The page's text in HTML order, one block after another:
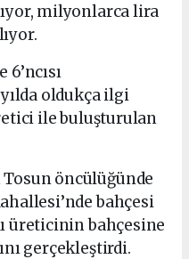
milyonlarca lira
oldukça ilgi
ile buluşturulan
öncülüğünde
bahçesi
üreticinin bahçesine
gerçekleştirdi.